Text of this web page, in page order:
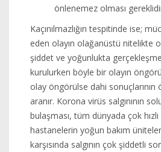
önlenemez olması
Kaçınılmazlığın tespitinde ise;
eden olayın olağanüstü nitelikte
şiddet ve yoğunlukta
kurulurken böyle bir olayın
olay öngörülse dahi sonuçlarının
aranır. Korona virüs salgınının
bulaşması, tüm dünyada çok hızlı
hastanelerin yoğun bakım
karşısında salgının çok şiddetli